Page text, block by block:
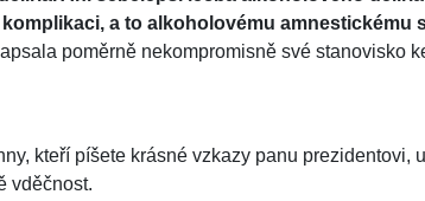
a to alkoholovému amnestickému
poměrně nekompromisně své stanovisko
kteří píšete krásné vzkazy panu prezidentovi,
vděčnost.